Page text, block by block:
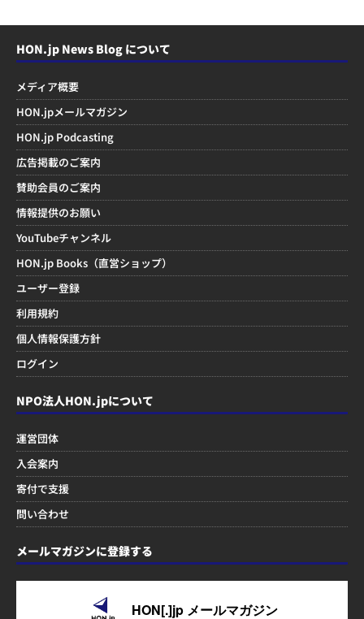
HON.jp News Blog について
メディア概要
HON.jpメールマガジン
HON.jp Podcasting
広告掲載のご案内
賛助会員のご案内
情報提供のお願い
YouTubeチャンネル
HON.jp Books（直営ショップ）
ユーザー登録
利用規約
個人情報保護方針
ログイン
NPO法人HON.jpについて
運営団体
入会案内
寄付で支援
問い合わせ
メールマガジンに登録する